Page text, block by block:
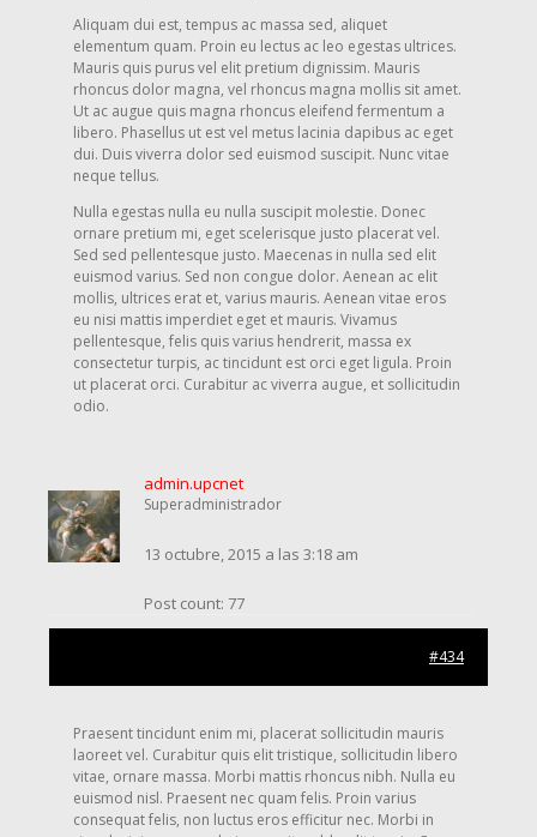
Aliquam dui est, tempus ac massa sed, aliquet
elementum quam. Proin eu lectus ac leo egestas ultrices.
Mauris quis purus vel elit pretium dignissim. Mauris
rhoncus dolor magna, vel rhoncus magna mollis sit amet.
Ut ac augue quis magna rhoncus eleifend fermentum a
libero. Phasellus ut est vel metus lacinia dapibus ac eget
dui. Duis viverra dolor sed euismod suscipit. Nunc vitae
neque tellus.
Nulla egestas nulla eu nulla suscipit molestie. Donec
ornare pretium mi, eget scelerisque justo placerat vel.
Sed sed pellentesque justo. Maecenas in nulla sed elit
euismod varius. Sed non congue dolor. Aenean ac elit
mollis, ultrices erat et, varius mauris. Aenean vitae eros
eu nisi mattis imperdiet eget et mauris. Vivamus
pellentesque, felis quis varius hendrerit, massa ex
consectetur turpis, ac tincidunt est orci eget ligula. Proin
ut placerat orci. Curabitur ac viverra augue, et sollicitudin
odio.
admin.upcnet
Superadministrador
13 octubre, 2015 a las 3:18 am
Post count: 77
#434
Praesent tincidunt enim mi, placerat sollicitudin mauris
laoreet vel. Curabitur quis elit tristique, sollicitudin libero
vitae, ornare massa. Morbi mattis rhoncus nibh. Nulla eu
euismod nisl. Praesent nec quam felis. Proin varius
consequat felis, non luctus eros efficitur nec. Morbi in